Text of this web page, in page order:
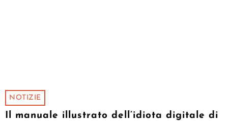
NOTIZIE
Il manuale illustrato dell’idiota digitale di